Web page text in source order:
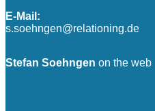
E-Mail:
s.soehngen@relationing.de
Stefan Soehngen on the web